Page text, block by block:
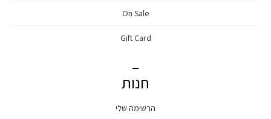
On Sale
Gift Card
חנות
הרשימה שלי